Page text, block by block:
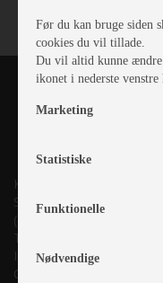
Kronjyllands Camping
Suderholmen 10, 8960
(Lige ud til Grenåvej)
Tlf. +45 87 10 98 70
Info@as-kcc.dk
CVR: 33 38 77 33
Før du kan bruge siden
cookies du vil tillade.
Du vil altid kunne
ikonet i nederste venstre
Marketing
Statistiske
Funktionelle
Nødvendige